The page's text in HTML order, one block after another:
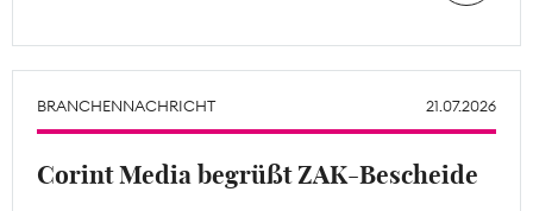
BRANCHENNACHRICHT 21.07.2026
Corint Media begrüßt ZAK-Bescheide